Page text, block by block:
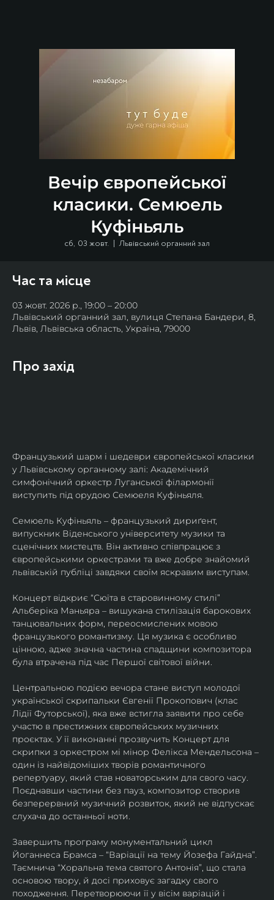
Вечір європейської
класики. Семюель
Куфіньяль
сб, 03 жовт.
  |
Львівський органний зал
Час та місце
03 жовт. 2026 р., 19:00 – 20:00
Львівський органний зал, вулиця Степана Бандери, 8,
Львів, Львівська область, Україна, 79000
Про захід
Французький шарм і шедеври європейської класики
у Львівському органному залі: Академічний
симфонічний оркестр Луганської філармонії
виступить під орудою Семюеля Куфіньяля.
Семюель Куфіньяль – французький дириґент,
випускник Віденського університету музики та
сценічних мистецтв. Він активно співпрацює з
європейськими оркестрами та вже добре знайомий
львівській публіці завдяки своїм яскравим виступам.
Концерт відкриє “Сюїта в старовинному стилі”
Альберіка Маньяра – вишукана стилізація барокових
танцювальних форм, переосмислених мовою
французького романтизму. Ця музика є особливо
цінною, адже значна частина спадщини композитора
була втрачена під час Першої світової війни.
Центральною подією вечора стане виступ молодої
української скрипальки Євгенії Прокопович (клас
Лідії Футорської), яка вже встигла заявити про себе
участю в престижних європейських музичних
проєктах. У її виконанні прозвучить Концерт для
скрипки з оркестром мі мінор Фелікса Мендельсона –
один із найвідоміших творів романтичного
репертуару, який став новаторським для свого часу.
Поєднавши частини без пауз, композитор створив
безперервний музичний розвиток, який не відпускає
слухача до останньої ноти.
Завершить програму монументальний цикл
Йоганнеса Брамса – “Варіації на тему Йозефа Гайдна”.
Таємнича “Хоральна тема святого Антонія”, що стала
основою твору, й досі приховує загадку свого
походження. Перетворюючи її у вісім варіацій і